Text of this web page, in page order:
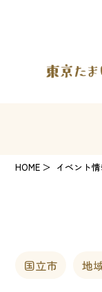
HOME イベント
国立市 地